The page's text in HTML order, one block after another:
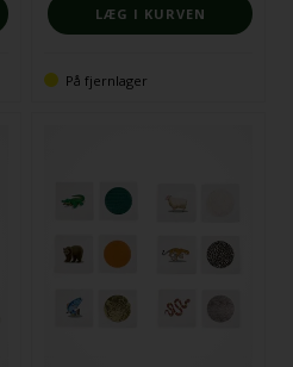
På fjernlager